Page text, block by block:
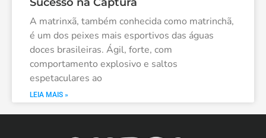
A matrinxã, também conhecida como matrinchã,
é um dos peixes mais esportivos das águas
doces brasileiras. Ágil, forte, com
comportamento explosivo e saltos
espetaculares ao
LEIA MAIS »